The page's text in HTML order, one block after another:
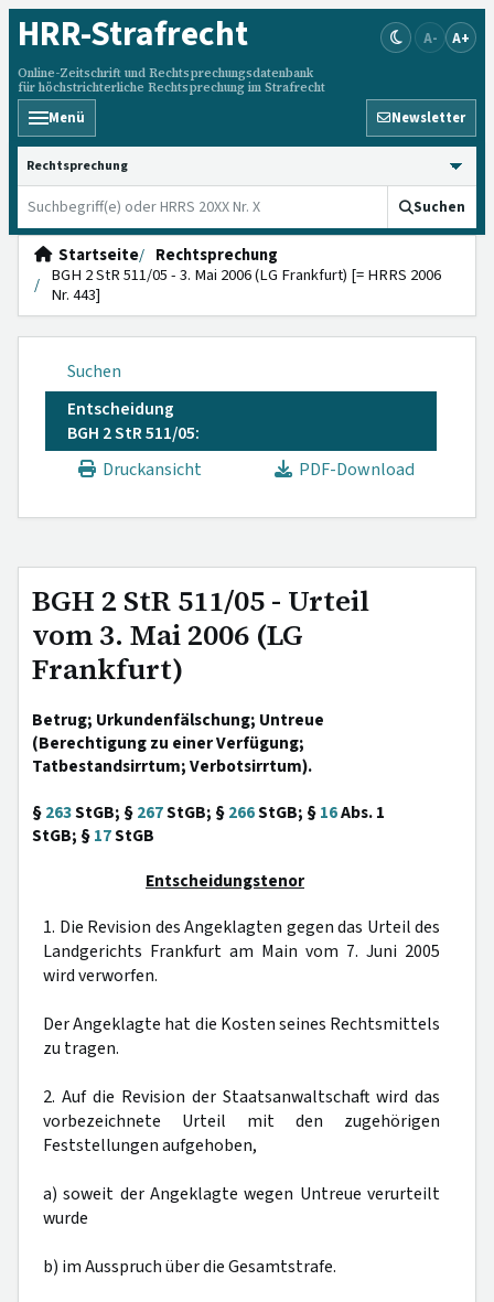
HRR-Strafrecht
Online-Zeitschrift und Rechtsprechungsdatenbank
für höchstrichterliche Rechtsprechung im Strafrecht
A- A+
Menü Newsletter
HRRS durchsuchen
Suchen
Startseite
Rechtsprechung
BGH 2 StR 511/05 - 3. Mai 2006 (LG Frankfurt) [= HRRS 2006
Nr. 443]
Suchen
Entscheidung
BGH 2 StR 511/05:
Druckansicht
PDF-Download
BGH 2 StR 511/05 - Urteil
vom 3. Mai 2006 (LG
Frankfurt)
Betrug; Urkundenfälschung; Untreue
(Berechtigung zu einer Verfügung;
Tatbestandsirrtum; Verbotsirrtum).
§263StGB; §267StGB; §266StGB; §16Abs. 1
StGB; §17StGB
Entscheidungstenor
1. Die Revision des Angeklagten gegen das Urteil des
Landgerichts Frankfurt am Main vom 7. Juni 2005
wird verworfen.
Der Angeklagte hat die Kosten seines Rechtsmittels
zu tragen.
2. Auf die Revision der Staatsanwaltschaft wird das
vorbezeichnete Urteil mit den zugehörigen
Feststellungen aufgehoben,
a) soweit der Angeklagte wegen Untreue verurteilt
wurde
b) im Ausspruch über die Gesamtstrafe.